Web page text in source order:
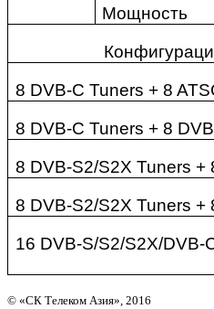
Мощность
8 DVB-C Tuners + 8
8 DVB-C Tuners + 8
8 DVB-S2/S2X Tuners +
8 DVB-S2/S2X Tuners +
16 DVB-S/S2/S2X/DVB-
© «СК Телеком Азия», 2016